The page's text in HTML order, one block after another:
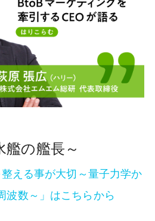
艦の艦長～
える事が大切～量子力学か
波数～」はこちらから